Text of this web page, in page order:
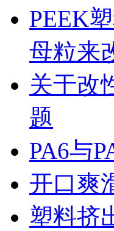
PEEK
母粒来
关于改
题
PA6与
开口爽
塑料挤